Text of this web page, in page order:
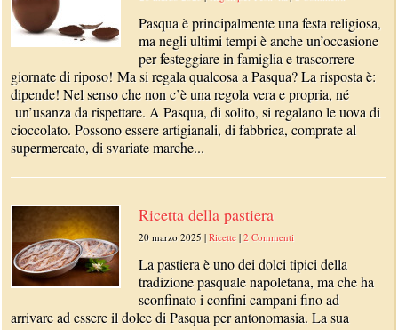
Pasqua è principalmente una festa religiosa,
ma negli ultimi tempi è anche un’occasione
per festeggiare in famiglia e trascorrere
giornate di riposo! Ma si regala qualcosa a Pasqua? La risposta è:
dipende! Nel senso che non c’è una regola vera e propria, né
un’usanza da rispettare. A Pasqua, di solito, si regalano le uova di
cioccolato. Possono essere artigianali, di fabbrica, comprate al
supermercato, di svariate marche...
Ricetta della pastiera
20 marzo 2025 |Ricette |2 Commenti
La pastiera è uno dei dolci tipici della
tradizione pasquale napoletana, ma che ha
sconfinato i confini campani fino ad
arrivare ad essere il dolce di Pasqua per antonomasia. La sua